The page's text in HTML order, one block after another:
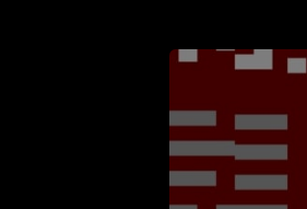
FUTURAMA